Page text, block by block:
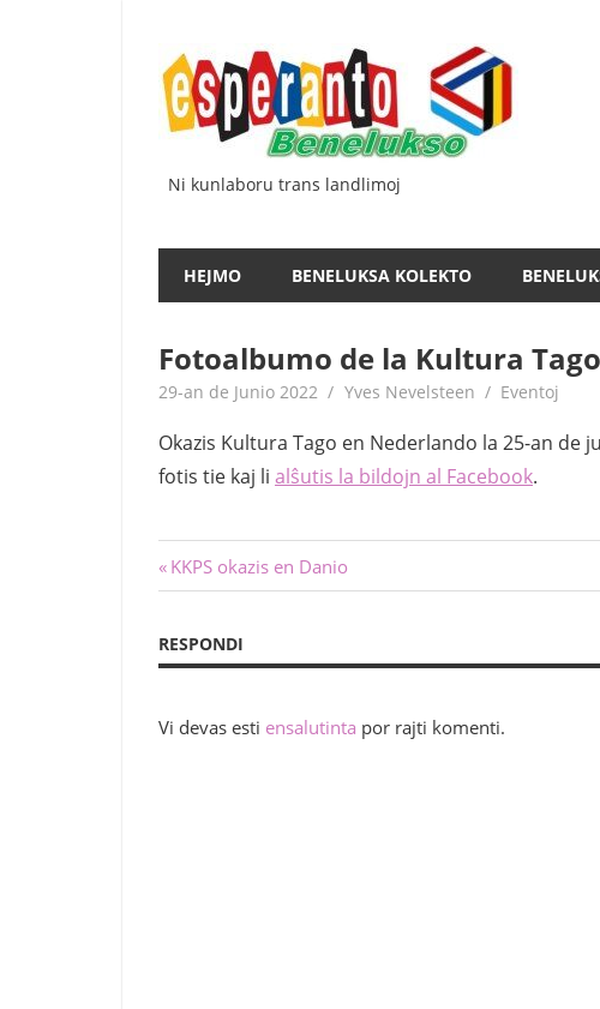
enhavo
Ni kunlaboru trans landlimoj
HEJMO BENELUKSA KOLEKTO
Fotoalbumo de la Kultura
29-an de Junio 2022 Yves Nevelsteen Eventoj
Okazis Kultura Tago en Nederlando la 25-an
fotis tie kaj li alŝutis la bildojn al Facebook.
Navigado
afiŝoj
Antaŭa
afiŝo:
KKPS okazis en Danio
RESPONDI
Vi devas esti ensalutinta por rajti komenti.